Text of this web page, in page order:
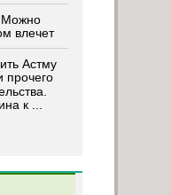
Можно
влечет
Астму
прочего
к ...